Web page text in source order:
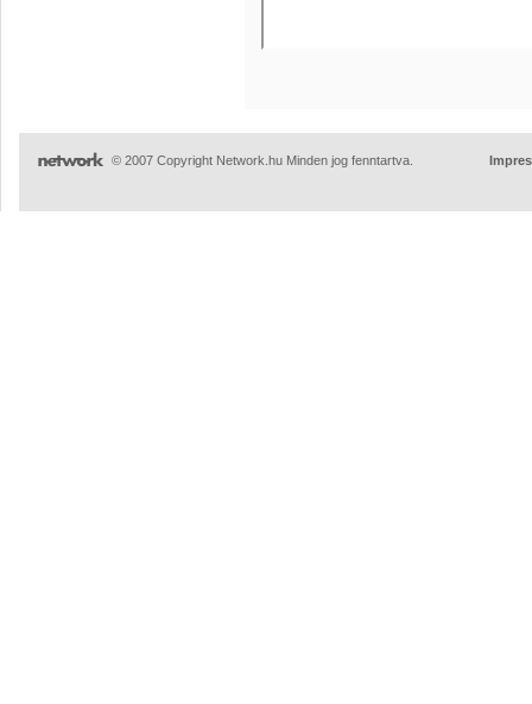
© 2007 Copyright Network.hu Minden jog fenntartva.